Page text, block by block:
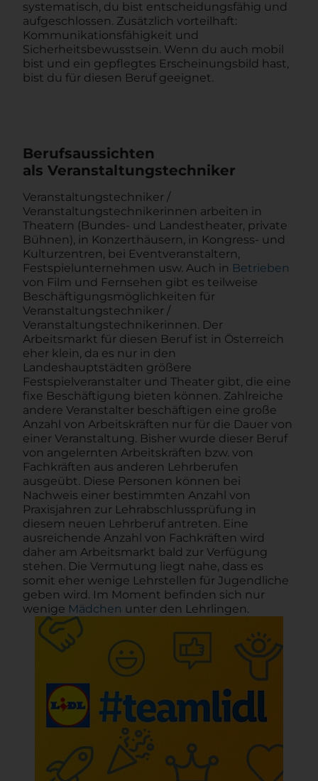
systematisch, du bist entscheidungsfähig und
aufgeschlossen. Zusätzlich vorteilhaft:
Kommunikationsfähigkeit und
Sicherheitsbewusstsein. Wenn du auch mobil
bist und ein gepflegtes Erscheinungsbild hast,
bist du für diesen Beruf geeignet.
Berufsaussichten
als Veranstaltungstechniker
Veranstaltungstechniker /
Veranstaltungstechnikerinnen arbeiten in
Theatern (Bundes- und Landestheater, private
Bühnen), in Konzerthäusern, in Kongress- und
Kulturzentren, bei Eventveranstaltern,
Festspielunternehmen usw. Auch in Betrieben
von Film und Fernsehen gibt es teilweise
Beschäftigungsmöglichkeiten für
Veranstaltungstechniker /
Veranstaltungstechnikerinnen. Der
Arbeitsmarkt für diesen Beruf ist in Österreich
eher klein, da es nur in den
Landeshauptstädten größere
Festspielveranstalter und Theater gibt, die eine
fixe Beschäftigung bieten können. Zahlreiche
andere Veranstalter beschäftigen eine große
Anzahl von Arbeitskräften nur für die Dauer von
einer Veranstaltung. Bisher wurde dieser Beruf
von angelernten Arbeitskräften bzw. von
Fachkräften aus anderen Lehrberufen
ausgeübt. Diese Personen können bei
Nachweis einer bestimmten Anzahl von
Praxisjahren zur Lehrabschlussprüfung in
diesem neuen Lehrberuf antreten. Eine
ausreichende Anzahl von Fachkräften wird
daher am Arbeitsmarkt bald zur Verfügung
stehen. Die Vermutung liegt nahe, dass es
somit eher wenige Lehrstellen für Jugendliche
geben wird. Im Moment befinden sich nur
wenige Mädchen unter den Lehrlingen.